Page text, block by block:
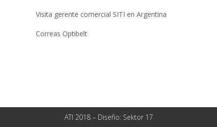
Visita gerente comercial SITI en Argentina
Correas Optibelt
ATI 2018 – Diseño: Sektor 17